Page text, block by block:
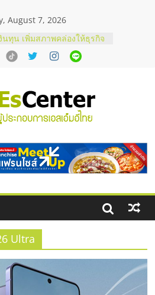
August 7, 2026
นทุน เพิ่มสภาพคล่องให้ธุรกิจ
ห้ผ่านฉลุย
ไลน์ โอกาสบริหารสถานี
Meet Up จับคู่แฟรน
8
เสียงคุณภาพสูง พร้อม
ในไทยที่ไหนดี?
ห้บริการให้คุ้มค่าและตอบ
Ultra